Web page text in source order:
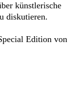
künstlerische
diskutieren.
Edition von